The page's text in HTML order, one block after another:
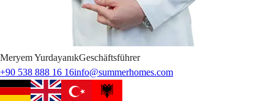
MeryemYurdayanıkGeschäftsführer
+90 538 888 16 16info@summerhomes.com